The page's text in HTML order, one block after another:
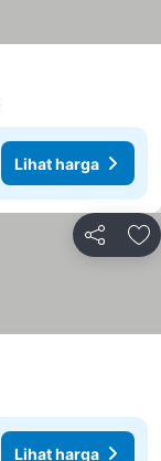
Lihat harga
Bagikan
Lihat harga